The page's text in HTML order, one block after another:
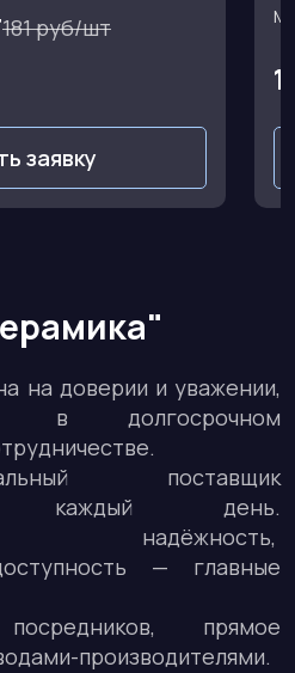
181 руб/шт
заявку
на доверии и уважении,
в долгосрочном
поставщик
каждый день.
надёжность,
— главные
прямое
производителями.